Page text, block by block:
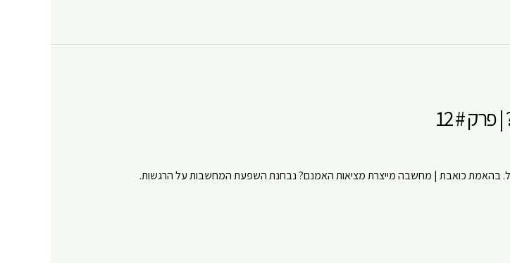
# 12
בהאמת כואבת | מחשבה מייצרת מציאות האמנם? נבחנת השפעת המחשבות על הרגשות.